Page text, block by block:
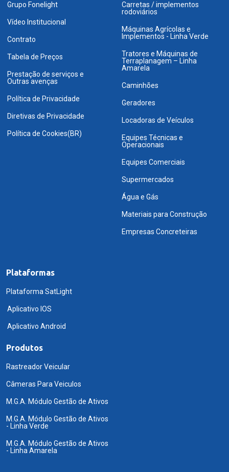
Grupo Fonelight
Vídeo Institucional
Contrato
Tabela de Preços
Prestação de serviços e
Outras avenças
Política de Privacidade
Diretivas de Privacidade
Política de Cookies(BR)
Carretas / implementos
rodoviários
Máquinas Agrícolas e
Implementos - Linha Verde
Tratores e Máquinas de
Terraplanagem – Linha
Amarela
Caminhões
Geradores
Locadoras de Veículos
Equipes Técnicas e
Operacionais
Equipes Comerciais
Supermercados
Água e Gás
Materiais para Construção
Empresas Concreteiras
Plataformas
Plataforma SatLight
Aplicativo IOS
Aplicativo Android
Produtos
Rastreador Veicular
Câmeras Para Veiculos
M.G.A. Módulo Gestão de Ativos
M.G.A. Módulo Gestão de Ativos
- Linha Verde
M.G.A. Módulo Gestão de Ativos
- Linha Amarela